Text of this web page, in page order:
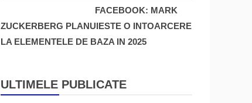
FACEBOOK: MARK
ZUCKERBERG PLANUIESTE O INTOARCERE
LA ELEMENTELE DE BAZA IN 2025
ULTIMELE PUBLICATE